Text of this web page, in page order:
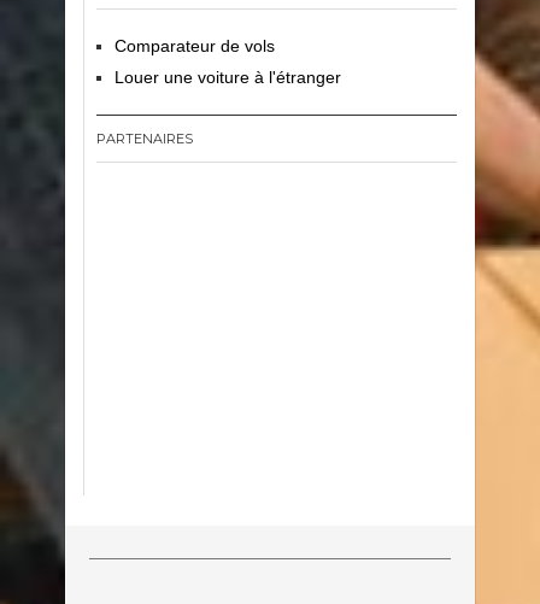
Comparateur de vols
Louer une voiture à l'étranger
PARTENAIRES